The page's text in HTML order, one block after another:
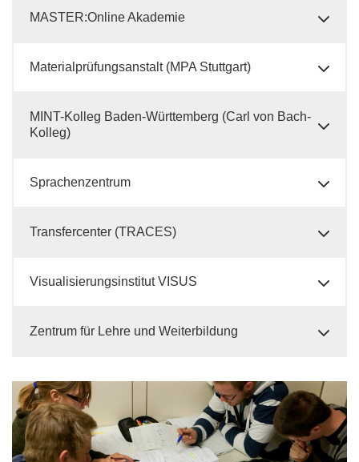
MASTER:Online Akademie
Materialprüfungsanstalt (MPA Stuttgart)
MINT-Kolleg Baden-Württemberg (Carl von Bach-
Kolleg)
Sprachenzentrum
Transfercenter (TRACES)
Visualisierungsinstitut VISUS
Zentrum für Lehre und Weiterbildung